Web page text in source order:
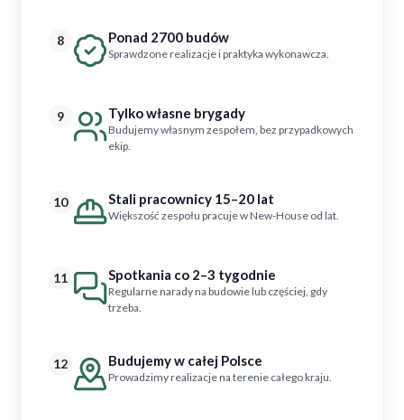
8 Ponad 2700 budów
Sprawdzone realizacje i praktyka wykonawcza.
9 Tylko własne brygady
Budujemy własnym zespołem, bez przypadkowych
ekip.
10 Stali pracownicy 15–20 lat
Większość zespołu pracuje w New-House od lat.
11 Spotkania co 2–3 tygodnie
Regularne narady na budowie lub częściej, gdy
trzeba.
12 Budujemy w całej Polsce
Prowadzimy realizacje na terenie całego kraju.